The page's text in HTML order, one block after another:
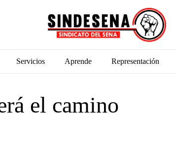
Servicios Aprende Representación
el camino